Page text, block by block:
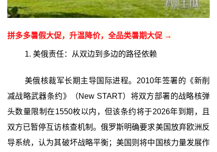
拼多多暑假大促，升温降价，全品类暑期大促 →
1. 美俄责任：从双边到多边的路径依赖
美俄核裁军长期主导国际进程。2010年签署的《新削
减战略武器条约》（New START）将双方部署的战略核弹
头数量限制在1550枚以内，但该条约将于2026年到期，且
双方已暂停互访核查机制。俄罗斯明确要求美国放弃欧洲反
导系统，认为其破坏战略平衡；美国则将中国核力量发展作